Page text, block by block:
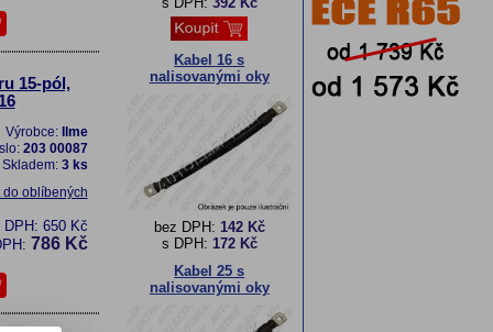
15-pól,
Výrobce:
Ilme
203 00087
Skladem: 3 ks
do oblíbených
DPH: 650 Kč
786 Kč
Kabel 16 s
nalisovanými oky
bez DPH: 142 Kč
s DPH: 172 Kč
Kabel 25 s
nalisovanými oky